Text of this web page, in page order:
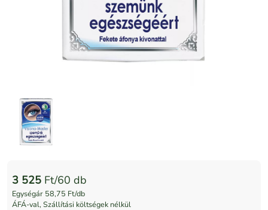
3 525 Ft/60 db
Egységár 58,75 Ft/db
ÁFÁ-val, Szállítási költségek nélkül